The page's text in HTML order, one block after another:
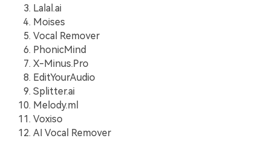
Lalal.ai
Moises
Vocal Remover
PhonicMind
X-Minus.Pro
EditYourAudio
Splitter.ai
Melody.ml
Voxiso
AI Vocal Remover